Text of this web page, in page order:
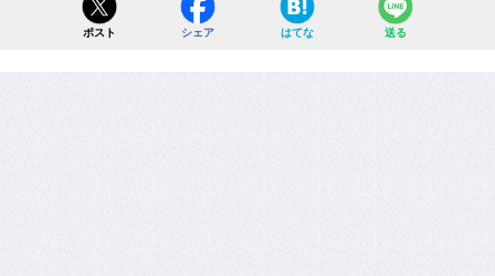
ポスト シェア はてな 送る